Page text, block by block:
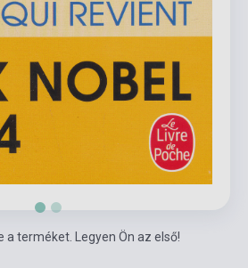
terméket. Legyen Ön az első!